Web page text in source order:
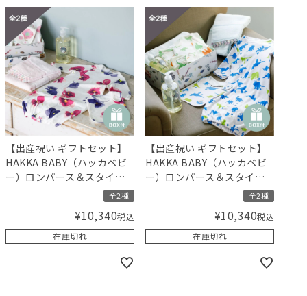
【出産祝い ギフトセット】
HAKKA BABY（ハッカベビ
ー）ロンパース＆スタイと
MammaBaby（ママベビ
ー） ベビーシャンプーセッ
ト（女の子）【ギフトボッ
クス入り】／Amingオリジ
全2種
¥10,340税込
在庫切れ
【出産祝い ギフトセット】
HAKKA BABY（ハッカベビ
ー）ロンパース＆スタイと
MammaBaby（ママベビ
ー） ベビーシャンプーセッ
ト（男の子）【ギフトボッ
クス入り】／Amingオリジ
全2種
¥10,340税込
在庫切れ